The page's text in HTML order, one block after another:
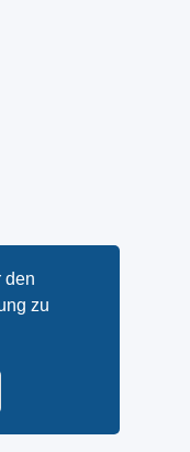
den
zu